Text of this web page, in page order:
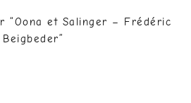
“Oona et Salinger – Frédéric
Beigbeder”